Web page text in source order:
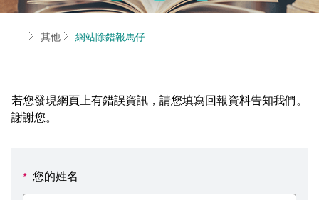
教務公告
學系公告
活動研習
歷史訊息
空大簡介
立案證明
空大有利的學習條件
環境設備
本校位置
資訊圖像化專區
活動花絮
行政單位
行政單位簡介
校長室
教務處課務組
學術單位
通識教育中心
法律學系
其他好站
資訊相關法規
校務資訊
新生報名
在學資訊
首頁其他 網站除錯報馬仔
若您發現網頁上有錯誤資訊，請您填寫回報資料告知我們。
謝謝您。
* 您的姓名